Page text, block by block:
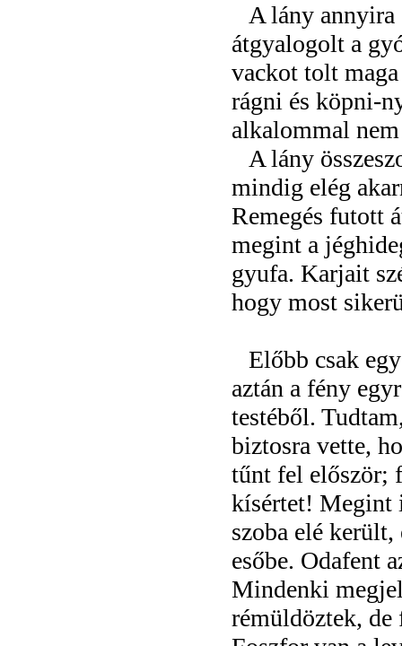
A lány annyira
átgyalogolt a
vackot tolt
rágni és köpni-
alkalommal
A lány
mindig elég
Remegés futott
megint a
gyufa. Karjait
hogy most
Előbb csak
aztán a fény
testéből.
biztosra vette,
tűnt fel először;
kísértet! Megint
szoba elé került,
esőbe. Odafent
Mindenki
rémüldöztek,